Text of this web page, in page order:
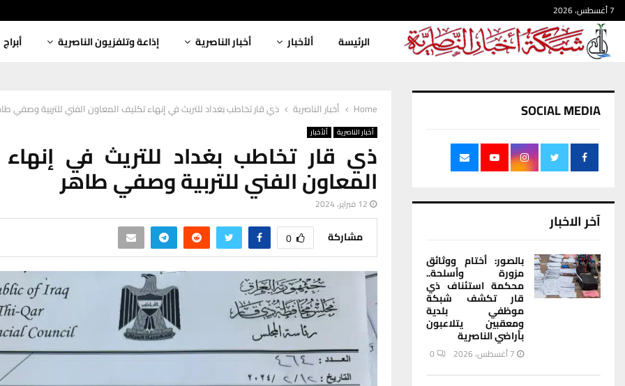
7 أغسطس، 2026
الرئيسة ألأخبار أخبار الناصرية إذاعة وتلفزيون الناصرية أبراج
Home أخبار الناصرية ذي قار تخاطب بغداد للتريث في إنهاء تكليف المعاون الفني للتربية وصفي
أخبار الناصرية ألأخبار
ذي قار تخاطب بغداد للتريث في
المعاون الفني للتربية وصفي طاهر
12 فبراير، 2024
مشاركة 0
SOCIAL MEDIA
آخر الاخبار
بالصور: أختام ووثائق
مزورة وأسلحة..
محكمة استئناف ذي
قار تكشف شبكة
موظفي بلدية
ومعقبين يتلاعبون
بأراضي الناصرية
7 أغسطس، 2026 0